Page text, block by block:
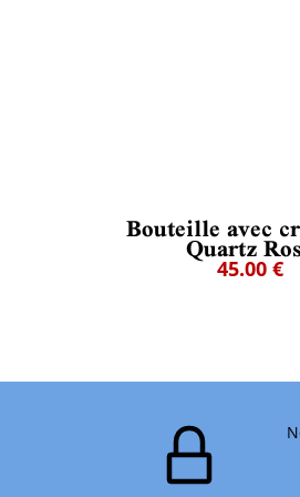
Bouteille avec
Quartz
45.00 €